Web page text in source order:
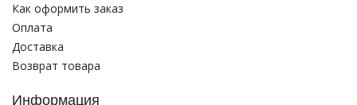
Как оформить заказ
Оплата
Доставка
Возврат товара
Информация